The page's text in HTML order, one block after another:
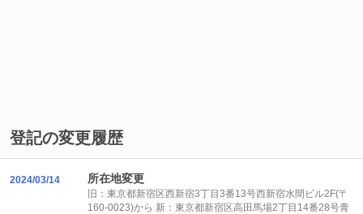
登記の変更履歴
2024/03/14 所在地変更
旧：東京都新宿区西新宿3丁目3番13号西新宿水間ビル2F(〒
160-0023)から 新：東京都新宿区高田馬場2丁目14番28号青